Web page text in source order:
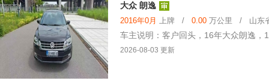
大众 朗逸
2016年0月 上牌 / 0.00 万公里 / 山东省
车主说明：客户回头，16年大众朗逸，
2026-08-03 更新